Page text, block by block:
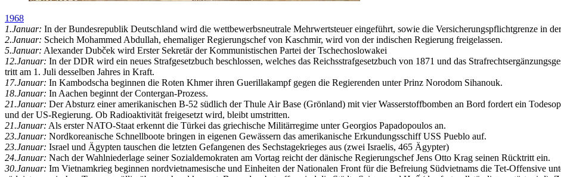
1968
1.Januar: In der Bundesrepublik Deutschland wird die wett­bewerbs­neutrale Mehrwertsteuer eingeführt, sowie die Versicherungspflichtgrenze in
2.Januar: Scheich Mohammed Abdullah, ehemaliger Regierungschef von Kaschmir, wird von der indischen Regierung freigelassen.
5.Januar: Alexander Dubček wird Erster Sekretär der Kommunistischen Partei der Tschechoslowakei
12.Januar: In der DDR wird ein neues Strafgesetzbuch beschlossen, welches das Reichsstrafgesetzbuch von 1871 und das
tritt am 1. Juli desselben Jahres in Kraft.
17.Januar: In Kambodscha beginnen die Roten Khmer ihren Guerillakampf gegen die Regierenden unter Prinz Norodom Sihanouk.
18.Januar: In Aachen beginnt der Contergan-Prozess.
21.Januar: Der Absturz einer amerikanischen B-52 südlich der Thule Air Base (Grönland) mit vier Wasserstoffbomben an Bord fordert ein
und der US-Regierung. Ob Radioaktivität freigesetzt wird, bleibt umstritten.
21.Januar: Als erster NATO-Staat erkennt die Türkei das griechische Militärregime unter Georgios Papadopoulos an.
23.Januar: Nordkoreanische Schnellboote bringen in eigenen Gewässern das amerikanische Erkundungsschiff USS Pueblo auf.
23.Januar: Israel und Ägypten tauschen die letzten Gefangenen des Sechstagekrieges aus (zwei Israelis, 465 Ägypter)
24.Januar: Nach der Wahlniederlage seiner Sozialdemokraten am Vortag reicht der dänische Regierungschef Jens Otto Krag seinen Rücktritt ein.
30.Januar: Im Vietnamkrieg beginnen nordvietnamesische und Einheiten der Nationalen Front für die Befreiung Südvietnams die Tet-Offensive